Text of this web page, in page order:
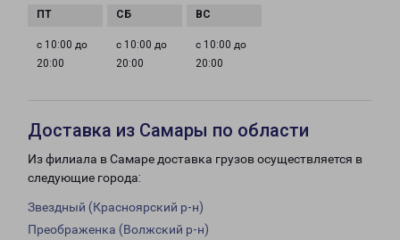
с 10:00 до
20:00
с 10:00 до
20:00
с 10:00 до
20:00
Доставка из Самары по области
Из филиала в Самаре доставка грузов осуществляется в
следующие города:
Звездный (Красноярский р-н)
Преображенка (Волжский р-н)